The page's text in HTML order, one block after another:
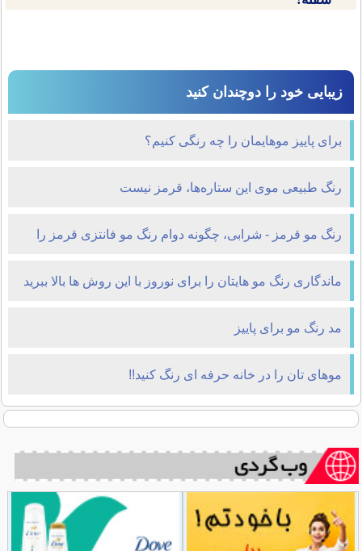
زیبایی خود را دوچندان کنید
برای پاییز موهایمان را چه رنگی کنیم؟
رنگ طبیعی موی این ستاره‌ها، قرمز نیست
رنگ مو قرمز - شرابی، چگونه دوام رنگ مو فانتزی قرمز را
زیاد کنیم؟
ماندگاری رنگ مو هایتان را برای نوروز با این روش ها بالا ببرید
مد رنگ مو برای پاییز
موهای تان را در خانه حرفه ای رنگ کنید!!